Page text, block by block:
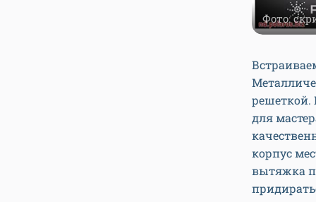
Фото:
решеткой.
для
корпус
вытяжка